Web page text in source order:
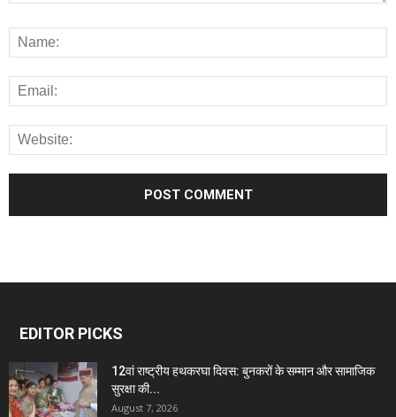
EDITOR PICKS
12वां राष्ट्रीय हथकरघा दिवस: बुनकरों के सम्मान और सामाजिक
सुरक्षा की...
August 7, 2026